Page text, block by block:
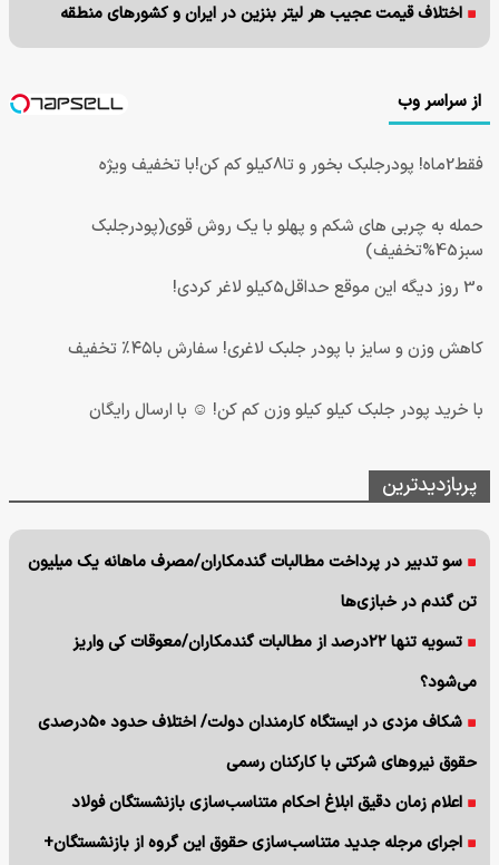
اختلاف قیمت عجیب هر لیتر بنزین در ایران و کشورهای منطقه
از سراسر وب
فقط2ماه! پودرجلبک بخور و تا8کیلو کم کن!با تخفیف ویژه
حمله به چربی های شکم و پهلو با یک روش قوی(پودرجلبک
سبز45%تخفیف)
30 روز دیگه این موقع حداقل5کیلو لاغر کردی!
کاهش وزن و سایز با پودر جلبک لاغری! سفارش با۴۵٪ تخفیف
با خرید پودر جلبک کیلو کیلو وزن کم کن! ☺ با ارسال رایگان
پربازدیدترین
سو تدبیر در پرداخت مطالبات گندمکاران/مصرف ماهانه یک میلیون
تن گندم در خبازی‌ها
تسویه تنها ۲۲درصد از مطالبات گندمکاران/معوقات کی واریز
می‌شود؟
شکاف مزدی در ایستگاه کارمندان دولت/ اختلاف حدود ۵۰درصدی
حقوق نیروهای شرکتی با کارکنان رسمی
اعلام زمان دقیق ابلاغ احکام متناسب‌سازی بازنشستگان فولاد
اجرای مرجله جدید متناسب‌سازی حقوق این گروه از بازنشستگان+